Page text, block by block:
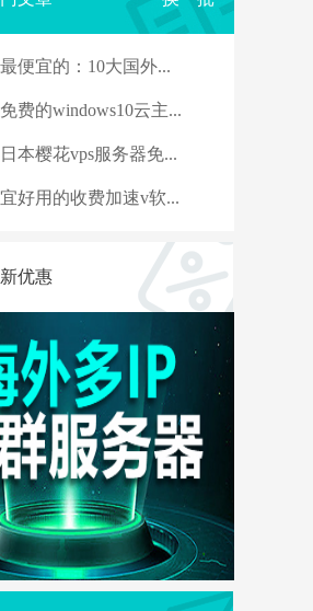
便宜的：10大国外...
费的windows10云主...
本樱花vps服务器免...
好用的收费加速v软...
，国外十大免费服务...
不可用的4种解决...
加速免费安装
教你安全搭建“游...
点配置连接后无法科...
和个人利用vps，能...
服务器用作游戏挂...
优惠